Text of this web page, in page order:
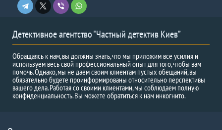
Детективное агентство "Частный детектив Киев”
Обращаясь к нам, вы должны знать, что мы приложим все усилия и
используем весь свой профессиональный опыт для того, чтобы вам
помочь. Однако, мы не даем своим клиентам пустых обещаний, вы
обязательно будете проинформированы относительно перспективы
вашего дела. Работая со своими клиентами, мы соблюдаем полную
конфиденциальность. Вы можете обратиться к нам инкогнито.